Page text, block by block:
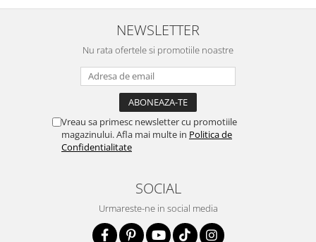
NEWSLETTER
Nu rata ofertele si promotiile noastre
Vreau sa primesc newsletter cu promotiile
magazinului. Afla mai multe in Politica de
Confidentialitate
SOCIAL
Urmareste-ne in social media